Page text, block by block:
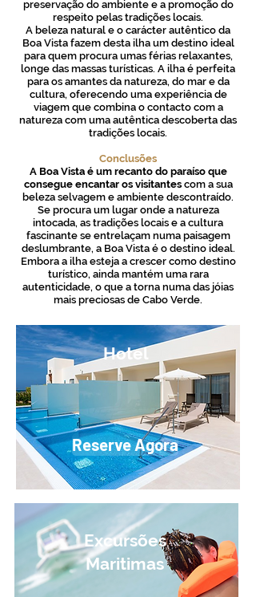
preservação do ambiente e a promoção do
respeito pelas tradições locais.
A beleza natural e o carácter autêntico da
Boa Vista fazem desta ilha um destino ideal
para quem procura umas férias relaxantes,
longe das massas turísticas. A ilha é perfeita
para os amantes da natureza, do mar e da
cultura, oferecendo uma experiência de
viagem que combina o contacto com a
natureza com uma autêntica descoberta das
tradições locais.
Conclusões
A Boa Vista é um recanto do paraíso que
consegue encantar os visitantescom a sua
beleza selvagem e ambiente descontraído.
Se procura um lugar onde a natureza
intocada, as tradições locais e a cultura
fascinante se entrelaçam numa paisagem
deslumbrante, a Boa Vista é o destino ideal.
Embora a ilha esteja a crescer como destino
turístico, ainda mantém uma rara
autenticidade, o que a torna numa das jóias
mais preciosas de Cabo Verde.
Hotel
Reserve Agora
Excursões
Maritimas